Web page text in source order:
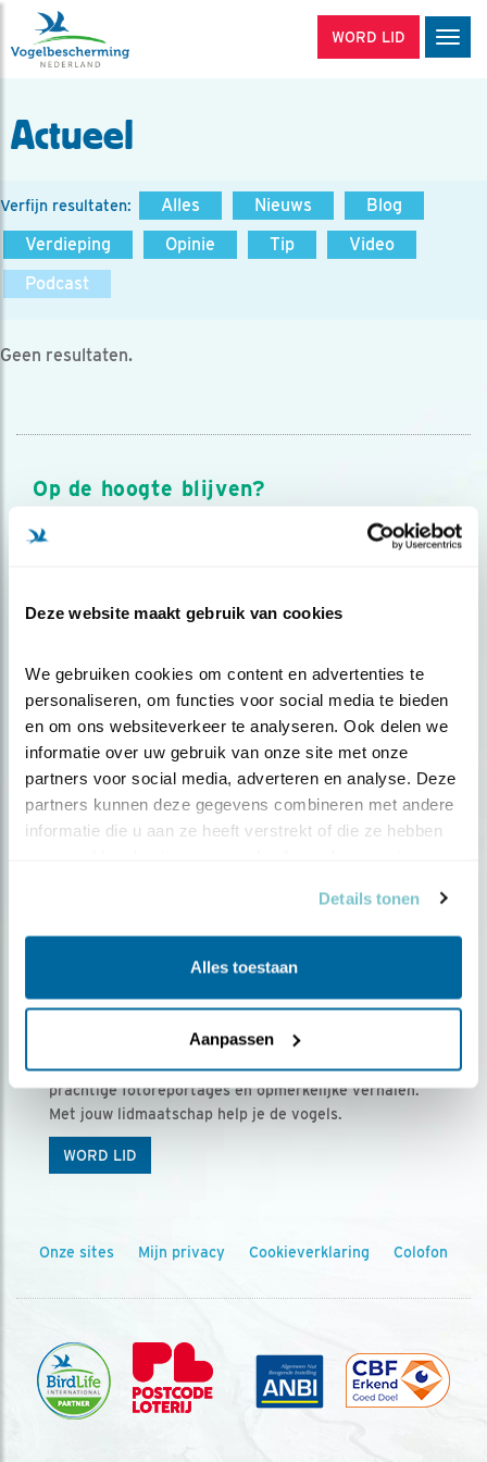
Deze website maakt gebruik van cookies
We gebruiken cookies om content en advertenties te
personaliseren, om functies voor social media te bieden
en om ons websiteverkeer te analyseren. Ook delen we
informatie over uw gebruik van onze site met onze
partners voor social media, adverteren en analyse. Deze
partners kunnen deze gegevens combineren met andere
informatie die u aan ze heeft verstrekt of die ze hebben
Details tonen
Alles toestaan
Aanpassen
WORD LID
Actueel
Verfijn resultaten: Alles Nieuws
Blog
Verdieping
Opinie Tip
Video
Podcast
Geen resultaten.
Op de hoogte blijven?
Meld je aan en ontvang nieuws, inspiratie, acties en tips
over vogels en activiteiten van Vogelbescherming.
Ontvang 5 x Vogels voor € 36,00 per jaar
Vogels is het tijdschrift voor onze leden, met
prachtige fotoreportages en opmerkelijke verhalen.
Met jouw lidmaatschap help je de vogels.
WORD LID
Onze sites Mijn privacy Cookieverklaring Colofon